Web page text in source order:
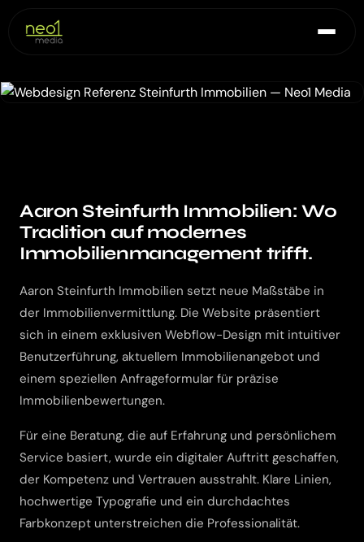
Aaron Steinfurth Immobilien: Wo
Tradition auf modernes
Immobilienmanagement trifft.
Aaron Steinfurth Immobilien setzt neue Maßstäbe in
der Immobilienvermittlung. Die Website präsentiert
sich in einem exklusiven Webflow-Design mit intuitiver
Benutzerführung, aktuellem Immobilienangebot und
einem speziellen Anfrageformular für präzise
Immobilienbewertungen.
Für eine Beratung, die auf Erfahrung und persönlichem
Service basiert, wurde ein digitaler Auftritt geschaffen,
der Kompetenz und Vertrauen ausstrahlt. Klare Linien,
hochwertige Typografie und ein durchdachtes
Farbkonzept unterstreichen die Professionalität.